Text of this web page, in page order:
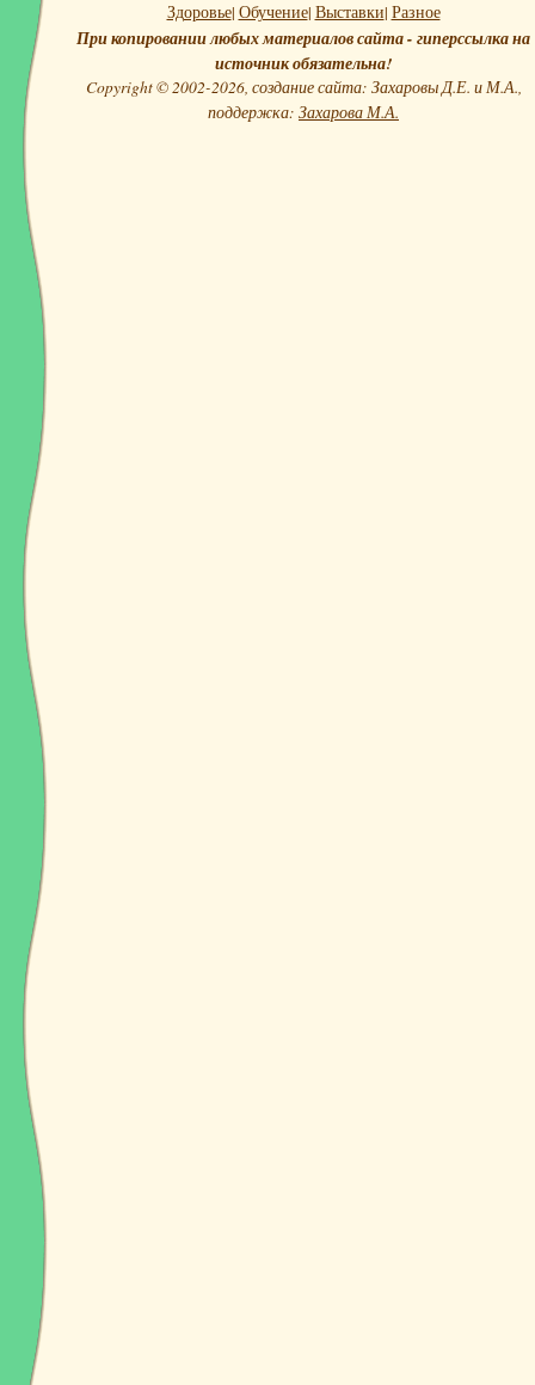
Здоровье| Обучение| Выставки| Разное
При копировании любых материалов сайта - гиперссылка на
источник обязательна!
Copyright © 2002-2026, создание сайта: Захаровы Д.Е. и М.А.,
поддержка: Захарова М.А.